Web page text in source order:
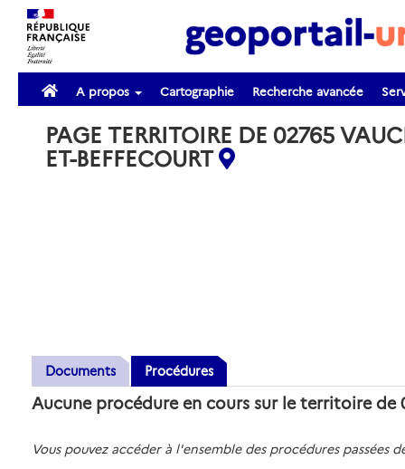
A propos Cartographie Recherche avancée
PAGE TERRITOIRE DE 02765
ET-BEFFECOURT
Documents Procédures
Aucune procédure en cours sur le territoire de
Vous pouvez accéder à l'ensemble des procédures passées